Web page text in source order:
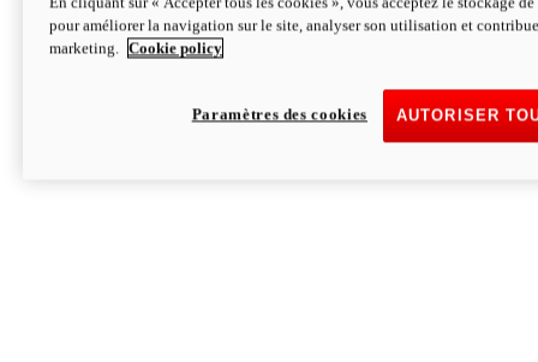
pour améliorer la navigation sur le site, analyser son utilisation et
marketing.
Cookie policy
AUTORISER
Paramètres des cookies